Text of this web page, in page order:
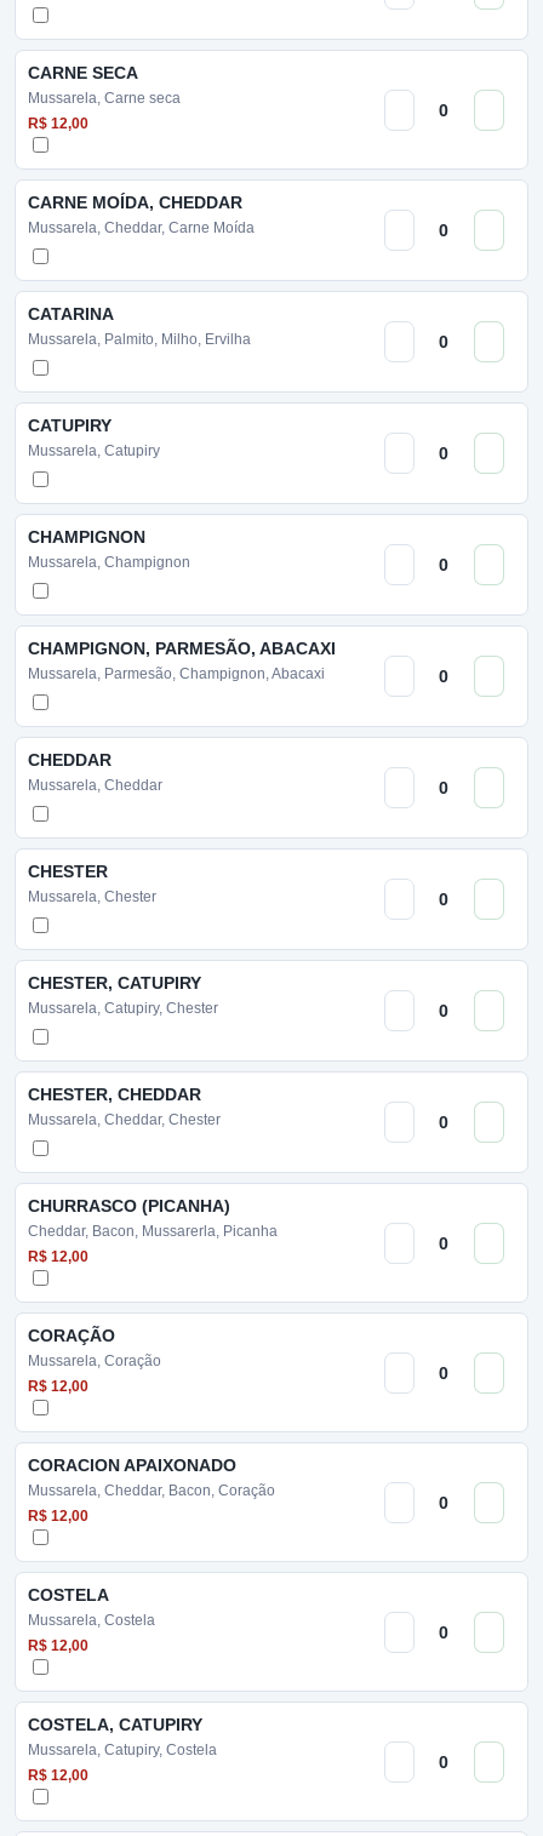
CARNE SECA
Mussarela, Carne seca
R$ 12,00
CARNE MOÍDA, CHEDDAR
Mussarela, Cheddar, Carne Moída
CATARINA
Mussarela, Palmito, Milho, Ervilha
CATUPIRY
Mussarela, Catupiry
CHAMPIGNON
Mussarela, Champignon
CHAMPIGNON, PARMESÃO, ABACAXI
Mussarela, Parmesão, Champignon, Abacaxi
CHEDDAR
Mussarela, Cheddar
CHESTER
Mussarela, Chester
CHESTER, CATUPIRY
Mussarela, Catupiry, Chester
CHESTER, CHEDDAR
Mussarela, Cheddar, Chester
CHURRASCO (PICANHA)
Cheddar, Bacon, Mussarerla, Picanha
R$ 12,00
CORAÇÃO
Mussarela, Coração
R$ 12,00
CORACION APAIXONADO
Mussarela, Cheddar, Bacon, Coração
R$ 12,00
COSTELA
Mussarela, Costela
R$ 12,00
COSTELA, CATUPIRY
Mussarela, Catupiry, Costela
R$ 12,00